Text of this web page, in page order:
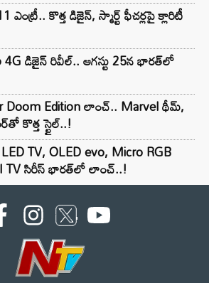
కొత్త డిజైన్, స్మార్ట్ ఫీచర్లపై క్లారిటీ
డిజైన్ రివీల్.. ఆగస్టు 25న భారత్‌లో
Doom Edition లాంచ్.. Marvel థీమ్,
కొత్త స్టైల్..!
TV, OLED evo, Micro RGB
TV సిరీస్ భారత్‌లో లాంచ్..!